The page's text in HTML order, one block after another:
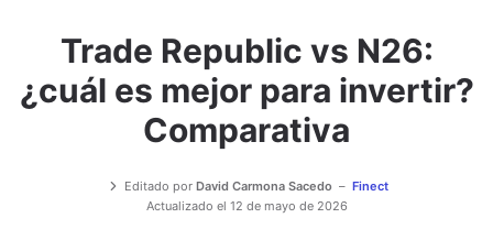
Trade Republic vs N26:
¿cuál es mejor para invertir?
Comparativa
Editado por David Carmona Sacedo
Finect
Actualizado el 12 de mayo de 2026